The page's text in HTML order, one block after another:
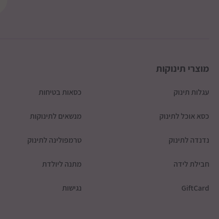
מוצרי תינוקות
עגלות תינוק כסאות בטיחות
כסא אוכל לתינוק מנשאים לתינוקות
נדנדה לתינוק טרמפולינה לתינוק
חבילת לידה מתנה ליולדת
GiftCard נגישות